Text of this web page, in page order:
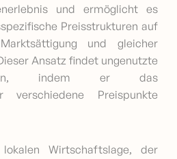
und ermöglicht es
Preisstrukturen auf
und gleicher
Ansatz findet ungenutzte
indem er das
verschiedene Preispunkte
Wirtschaftslage, der